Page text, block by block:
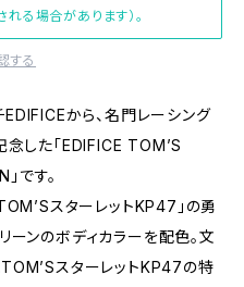
る場合があります）。
する
から、名門レーシング
した「EDIFICE TOM’S
です。
スターレットKP47」の勇
ーンのボディカラーを配色。文
スターレットKP47の特